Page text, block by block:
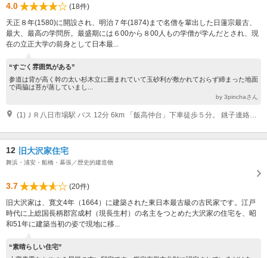
4.0
(18件)
天正８年(1580)に開設され、明治７年(1874)まで名僧を輩出した日蓮宗最古、
最大、最高の学問所。最盛期には６00から８00人もの学僧が学んだとされ、現
在の立正大学の前身として日本最...
“すごく雰囲気がある”
参道は背が高く幹の太い杉木立に囲まれていて玉砂利が敷かれておらず締まった地面
で両脇は苔が蒸していまし...
by 3pinchaさん
12 旧大沢家住宅
舞浜・浦安・船橋・幕張／歴史的建造物
3.7
(20件)
旧大沢家は、寛文4年（1664）に建築された東日本最古級の古民家です。江戸
時代に上総国長柄郡宮成村（現長生村）の名主をつとめた大沢家の住宅を、昭
和51年に建築当初の姿で現地に移...
“素晴らしい住宅”